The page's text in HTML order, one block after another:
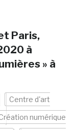
Paris,
à
» à
Centre d'art
numérique